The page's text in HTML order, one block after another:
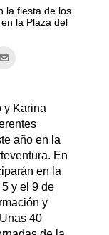
la fiesta de los
la Plaza del
y Karina
año en la
En
en la
y el 9 de
y
40